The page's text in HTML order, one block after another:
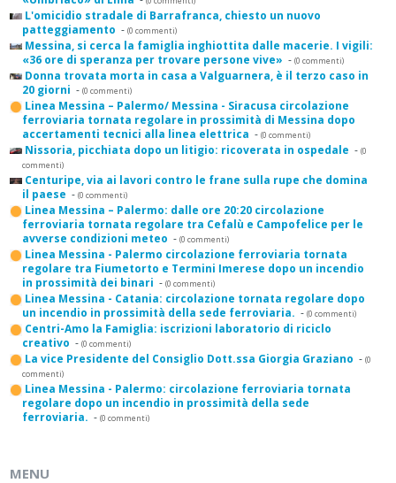
L'omicidio stradale di Barrafranca, chiesto un nuovo
patteggiamento - (0 commenti)
Messina, si cerca la famiglia inghiottita dalle macerie. I vigili:
«36 ore di speranza per trovare persone vive» - (0 commenti)
Donna trovata morta in casa a Valguarnera, è il terzo caso in
20 giorni - (0 commenti)
Linea Messina – Palermo/ Messina - Siracusa circolazione
ferroviaria tornata regolare in prossimità di Messina dopo
accertamenti tecnici alla linea elettrica - (0 commenti)
Nissoria, picchiata dopo un litigio: ricoverata in ospedale - (0
commenti)
Centuripe, via ai lavori contro le frane sulla rupe che domina
il paese - (0 commenti)
Linea Messina – Palermo: dalle ore 20:20 circolazione
ferroviaria tornata regolare tra Cefalù e Campofelice per le
avverse condizioni meteo - (0 commenti)
Linea Messina - Palermo circolazione ferroviaria tornata
regolare tra Fiumetorto e Termini Imerese dopo un incendio
in prossimità dei binari - (0 commenti)
Linea Messina - Catania: circolazione tornata regolare dopo
un incendio in prossimità della sede ferroviaria. - (0 commenti)
Centri-Amo la Famiglia: iscrizioni laboratorio di riciclo
creativo - (0 commenti)
La vice Presidente del Consiglio Dott.ssa Giorgia Graziano - (0
commenti)
Linea Messina - Palermo: circolazione ferroviaria tornata
regolare dopo un incendio in prossimità della sede
ferroviaria. - (0 commenti)
MENU